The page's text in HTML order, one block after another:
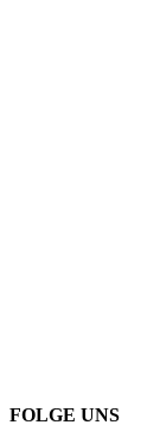
FOLGE UNS